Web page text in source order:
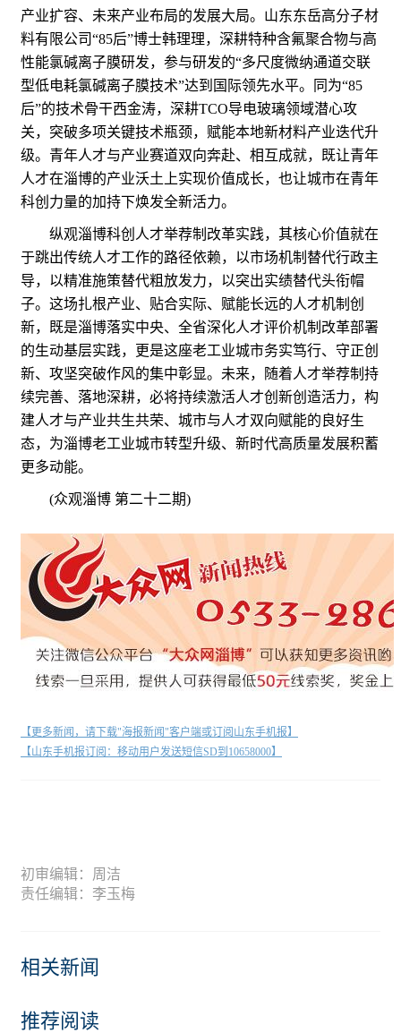
产业扩容、未来产业布局的发展大局。山东东岳高分子材
料有限公司“85后”博士韩理理，深耕特种含氟聚合物与高
性能氯碱离子膜研发，参与研发的“多尺度微纳通道交联
型低电耗氯碱离子膜技术”达到国际领先水平。同为“85
后”的技术骨干西金涛，深耕TCO导电玻璃领域潜心攻
关，突破多项关键技术瓶颈，赋能本地新材料产业迭代升
级。青年人才与产业赛道双向奔赴、相互成就，既让青年
人才在淄博的产业沃土上实现价值成长，也让城市在青年
科创力量的加持下焕发全新活力。
纵观淄博科创人才举荐制改革实践，其核心价值就在
于跳出传统人才工作的路径依赖，以市场机制替代行政主
导，以精准施策替代粗放发力，以突出实绩替代头衔帽
子。这场扎根产业、贴合实际、赋能长远的人才机制创
新，既是淄博落实中央、全省深化人才评价机制改革部署
的生动基层实践，更是这座老工业城市务实笃行、守正创
新、攻坚突破作风的集中彰显。未来，随着人才举荐制持
续完善、落地深耕，必将持续激活人才创新创造活力，构
建人才与产业共生共荣、城市与人才双向赋能的良好生
态，为淄博老工业城市转型升级、新时代高质量发展积蓄
更多动能。
(众观淄博 第二十二期)
【更多新闻，请下载"海报新闻"客户端或订阅山东手机报】
【山东手机报订阅：移动用户发送短信SD到10658000】
初审编辑：周洁
责任编辑：李玉梅
相关新闻
推荐阅读